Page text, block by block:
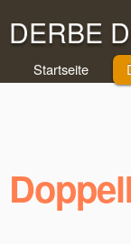
DERBE
Startseite